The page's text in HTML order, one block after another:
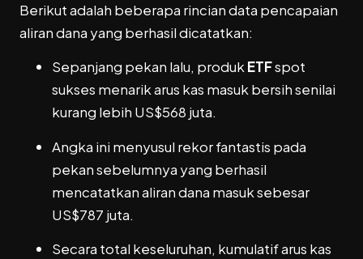
Berikut adalah beberapa rincian data pencapaian
aliran dana yang berhasil dicatatkan:
Sepanjang pekan lalu, produkETFspot
sukses menarik arus kas masuk bersih senilai
kurang lebih US$568 juta.
Angka ini menyusul rekor fantastis pada
pekan sebelumnya yang berhasil
mencatatkan aliran dana masuk sebesar
US$787 juta.
Secara total keseluruhan, kumulatif arus kas